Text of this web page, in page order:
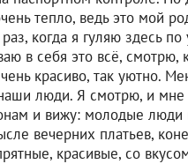
тепло, ведь это мой
когда я гуляю здесь по
в себя это всё, смотрю,
красиво, так уютно.
люди. Я смотрю, и мне
и вижу: молодые люди
вечерних платьев,
красивые, со